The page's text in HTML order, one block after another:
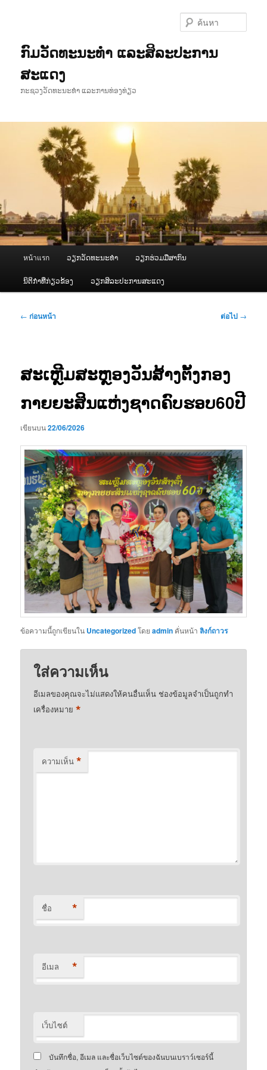
เนื้อหาກົມວັດທະນະທຳ ແລະສິລະປະການ
ສະແດງ
ກະຊວງວັດທະນະທຳ ແລະການທ່ອງທ່ຽວ
หน้าแรก ວຽກວັດທະນະທຳ ວຽກຮ່ວມມືສາກົນ
ນິຕິກຳທີ່ກ່ຽວຂ້ອງ ວຽກສິລະປະການສະແດງ
เมนู
← ก่อนหน้า ต่อไป →
ສະເຫຼີມສະຫຼອງວັນສ້າງຕັ້ງກອງ
ກາຍຍະສິນແຫ່ງຊາດຄົບຮອບ60ປີ
เขียนบน22/06/2026
ข้อความนี้ถูกเขียนใน Uncategorizedโดยadmin คั่นหน้าลิงก์ถาวร
ใส่ความเห็น
อีเมลของคุณจะไม่แสดงให้คนอื่นเห็น ช่องข้อมูลจำเป็นถูกทำ
เครื่องหมาย*
ความเห็น *
ชื่อ *
อีเมล *
เว็บไซต์
บันทึกชื่อ, อีเมล และชื่อเว็บไซต์ของฉันบนเบราว์เซอร์นี้